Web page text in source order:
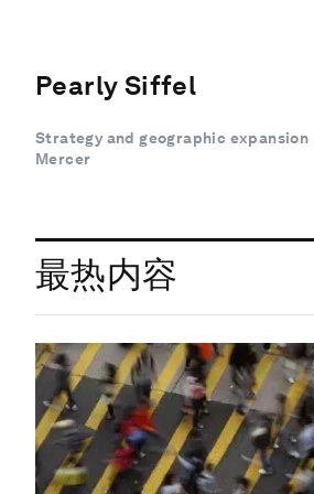
Pearly Siffel
Strategy and geographic
Mercer
最热内容